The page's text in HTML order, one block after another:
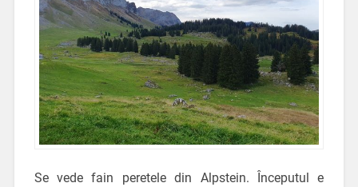
Se vede fain peretele din Alpstein. Începutul e